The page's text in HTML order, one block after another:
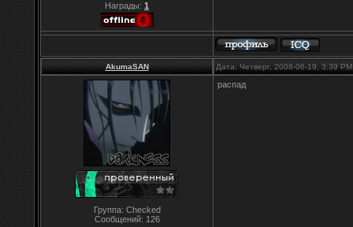
Награды: 1
AkumaSAN Дата: Четверг, 2008-06-19, 3:39
Группа: Checked
Сообщений: 126
распад